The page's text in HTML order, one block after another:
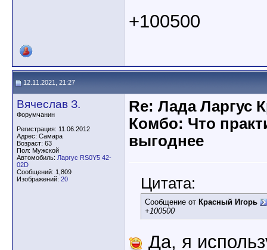
+100500
12.11.2021, 21:27
Вячеслав З.
Форумчанин
Регистрация: 11.06.2012
Адрес: Самара
Возраст: 63
Пол: Мужской
Автомобиль: Ларгус RS0Y5 42-
02D
Сообщений: 1,809
Изображений: 20
Re: Лада Ларгус
Комбо: Что
выгоднее
Цитата:
Сообщение от Красный Игорь
+100500
Да, я